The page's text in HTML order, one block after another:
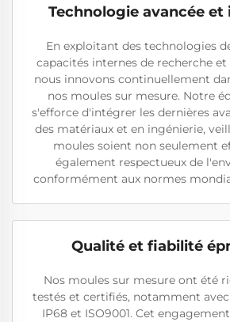
Technologie avancée
En exploitant des technologies
capacités internes de recherche
nous innovons continuellement
nos moules sur mesure. Notre
s'efforce d'intégrer les dernières
des matériaux et en ingénierie,
moules soient non seulement
également respectueux de
conformément aux normes
Qualité et fiabilité
Nos moules sur mesure ont été
testés et certifiés, notamment
IP68 et ISO9001. Cet